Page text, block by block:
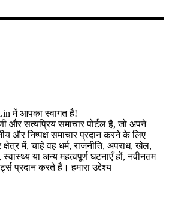
में आपका स्वागत है!
और सत्यप्रिय समाचार पोर्टल है, जो अपने
और निष्पक्ष समाचार प्रदान करने के लिए
में, चाहे वह धर्म, राजनीति, अपराध, खेल,
या अन्य महत्वपूर्ण घटनाएँ हों, नवीनतम
प्रदान करते हैं। हमारा उद्देश्य